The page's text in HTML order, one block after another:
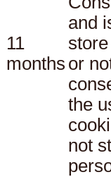
11
months
and
or
the
not